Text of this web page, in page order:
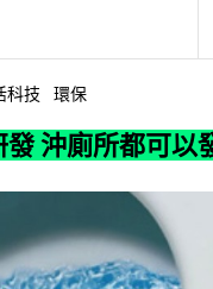
大學研發 沖廁所都可以發
科技 環保
發 沖廁所都可以